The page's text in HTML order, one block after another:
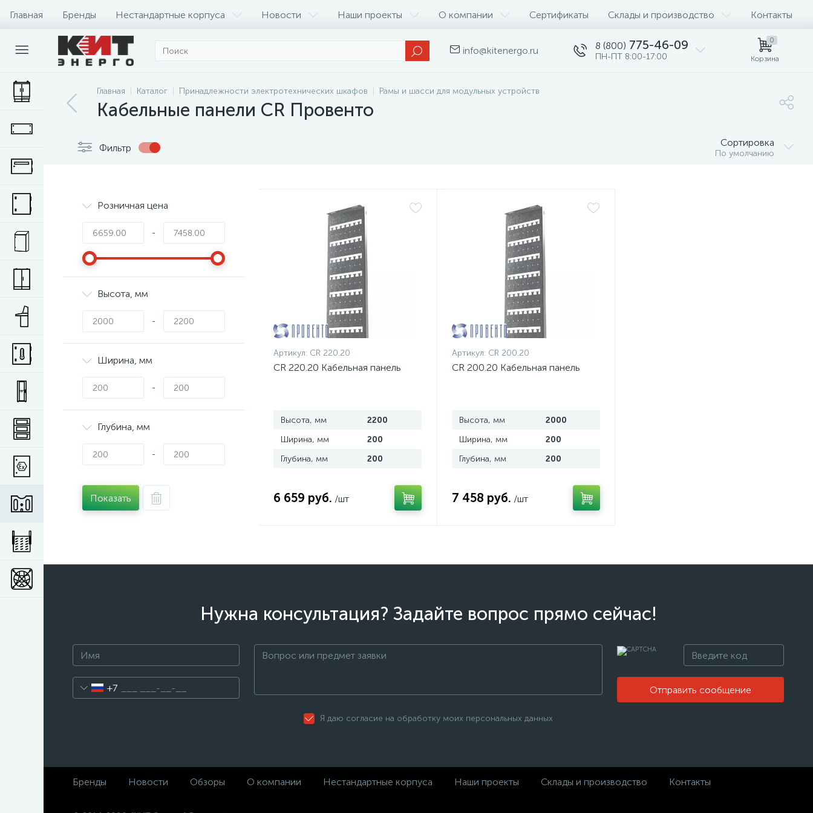
Главная Бренды Нестандартные корпуса Новости Наши проекты О компании Сертификаты Склады и производство Контакты
info@kitenergo.ru 8 (800) 775-46-09
ПН-ПТ 8:00-17:00
0
Корзина
Главная Каталог Принадлежности электротехнических шкафов Рамы и шасси для модульных устройств
Кабельные панели CR Провенто
Фильтр Сортировка
По умолчанию
Розничная цена
-
Высота, мм
-
Ширина, мм
-
Глубина, мм
-
Показать
Артикул: CR 220.20
CR 220.20 Кабельная панель
Высота, мм
2200
Ширина, мм
200
Глубина, мм
200
6 659 руб. /шт
Артикул: CR 200.20
CR 200.20 Кабельная панель
Высота, мм
2000
Ширина, мм
200
Глубина, мм
200
7 458 руб. /шт
Нужна консультация? Задайте вопрос прямо сейчас!
+7 Отправить сообщение
Я даю согласие на обработку моих персональных данных
Бренды Новости Обзоры О компании Нестандартные корпуса Наши проекты Склады и производство Контакты